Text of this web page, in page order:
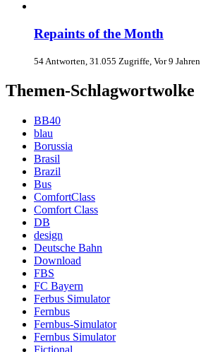
Repaints of the Month
54 Antworten, 31.055 Zugriffe, Vor 9 Jahren
Themen-Schlagwortwolke
BB40
blau
Borussia
Brasil
Brazil
Bus
ComfortClass
Comfort Class
DB
design
Deutsche Bahn
Download
FBS
FC Bayern
Ferbus Simulator
Fernbus
Fernbus-Simulator
Fernbus Simulator